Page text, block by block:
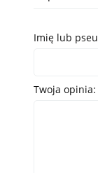
Imię lub
Twoja opinia: